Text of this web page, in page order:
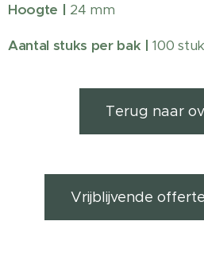
Hoogte | 24 mm
Aantal stuks per bak |100
Terug naar
Vrijblijvende